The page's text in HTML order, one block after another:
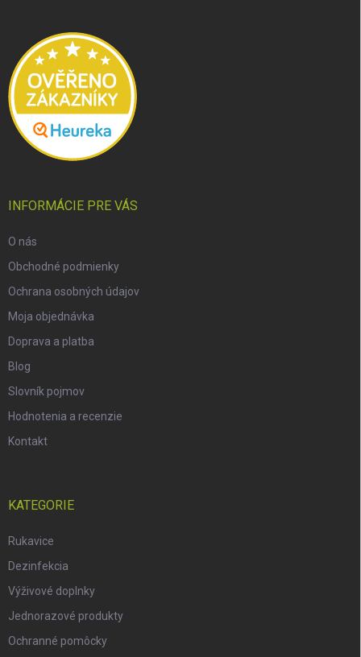
INFORMÁCIE PRE VÁS
O nás
Obchodné podmienky
Ochrana osobných údajov
Moja objednávka
Doprava a platba
Blog
Slovník pojmov
Hodnotenia a recenzie
Kontakt
KATEGORIE
Rukavice
Dezinfekcia
Výživové doplnky
Jednorazové produkty
Ochranné pomôcky